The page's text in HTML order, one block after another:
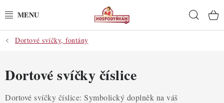
na
POTŘEBY
POMŮCKY
SUROVINY
Dortové svíčky, fontány
Dortové svíčky číslice
Dortové svíčky číslice: Symbolický doplněk na váš